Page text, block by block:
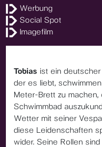
Tobias ist ein
der es liebt,
Meter-Brett zu
Schwimmbad
Wetter mit seiner
diese Leidenschaften
wider. Seine Rollen
Werbung
Social Spot
Imagefilm